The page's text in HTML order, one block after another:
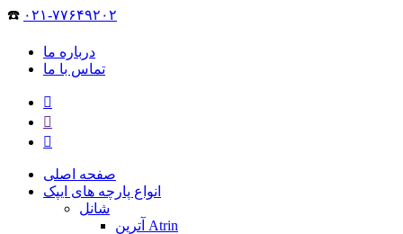
☎️ ۰۲۱-۷۷۶۴۹۲۰۲
درباره ما
تماس با ما
صفحه اصلی
انواع پارچه های ایپک
شانل
آترین Atrin